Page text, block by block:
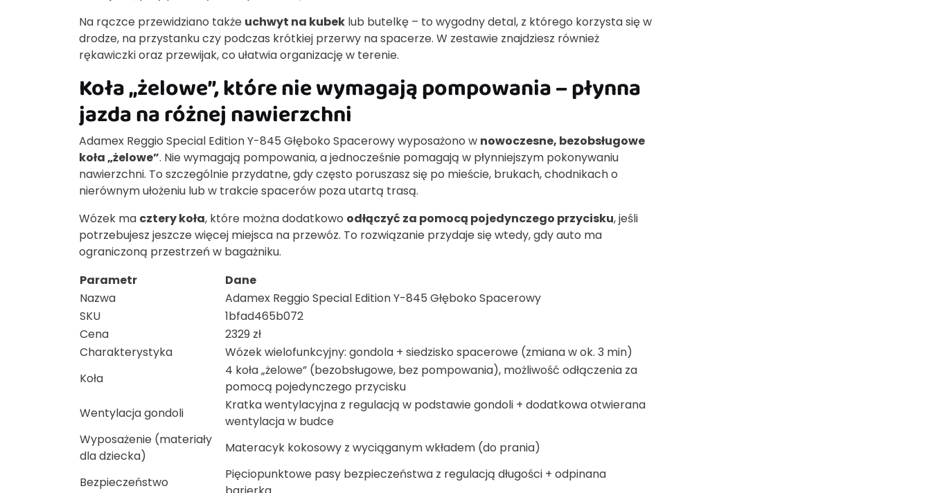
Na rączce przewidziano także uchwyt na kubek lub butelkę – to wygodny detal, z którego korzysta się w
drodze, na przystanku czy podczas krótkiej przerwy na spacerze. W zestawie znajdziesz również
rękawiczki oraz przewijak, co ułatwia organizację w terenie.
Koła „żelowe”, które nie wymagają pompowania – płynna
jazda na różnej nawierzchni
Adamex Reggio Special Edition Y-845 Głęboko Spacerowy wyposażono w nowoczesne, bezobsługowe
koła „żelowe”. Nie wymagają pompowania, a jednocześnie pomagają w płynniejszym pokonywaniu
nawierzchni. To szczególnie przydatne, gdy często poruszasz się po mieście, brukach, chodnikach o
nierównym ułożeniu lub w trakcie spacerów poza utartą trasą.
Wózek ma cztery koła, które można dodatkowo odłączyć za pomocą pojedynczego przycisku, jeśli
potrzebujesz jeszcze więcej miejsca na przewóz. To rozwiązanie przydaje się wtedy, gdy auto ma
ograniczoną przestrzeń w bagażniku.
Parametr
Dane
Nazwa
Adamex Reggio Special Edition Y-845 Głęboko Spacerowy
SKU
1bfad465b072
Cena
2329 zł
Charakterystyka
Wózek wielofunkcyjny: gondola + siedzisko spacerowe (zmiana w ok. 3 min)
Koła
4 koła „żelowe” (bezobsługowe, bez pompowania), możliwość odłączenia za
pomocą pojedynczego przycisku
Wentylacja gondoli
Kratka wentylacyjna z regulacją w podstawie gondoli + dodatkowa otwierana
wentylacja w budce
Wyposażenie (materiały
dla dziecka)
Materacyk kokosowy z wyciąganym wkładem (do prania)
Bezpieczeństwo
Pięciopunktowe pasy bezpieczeństwa z regulacją długości + odpinana